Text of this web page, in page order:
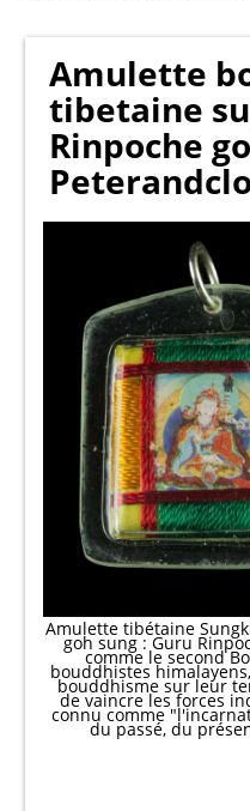
Amulette
tibetaine
Rinpoche
Peterandclo
Amulette tibétaine
goh sung : Guru
comme le second
bouddhistes
bouddhisme sur leur
de vaincre les forces
connu comme
du passé, du